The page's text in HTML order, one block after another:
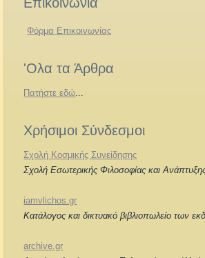
Φόρμα Επικοινωνίας
'Ολα τα Άρθρα
Πατήστε εδώ...
Χρήσιμοι Σύνδεσμοι
Σχολή Κοσμικής Συνείδησης
Σχολή Εσωτερικής Φιλοσοφίας και
iamvlichos.gr
Κατάλογος και δικτυακό βιβλιοπωλείο των
archive.gr